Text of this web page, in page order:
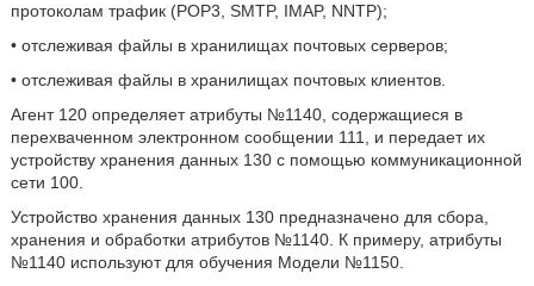
протоколам трафик (РОР3, SMTP, IMAP, NNTP);
• отслеживая файлы в хранилищах почтовых серверов;
• отслеживая файлы в хранилищах почтовых клиентов.
Агент 120 определяет атрибуты №1140, содержащиеся в
перехваченном электронном сообщении 111, и передает их
устройству хранения данных 130 с помощью коммуникационной
сети 100.
Устройство хранения данных 130 предназначено для сбора,
хранения и обработки атрибутов №1140. К примеру, атрибуты
№1140 используют для обучения Модели №1150.